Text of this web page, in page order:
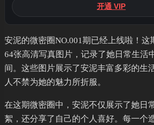
开通 VIP
安泥的微密圈NO.001期已经上线啦！这
64张高清写真图片，记录了她日常生活
间。这些图片展示了安泥丰富多彩的生
人不禁为她的魅力所折服。
在这期微密圈中，安泥不仅展示了她日
絮，还分享了自己的个人喜好。每一个